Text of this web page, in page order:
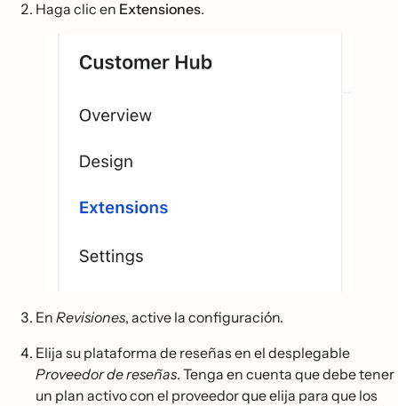
Haga clic en Extensiones.
En Revisiones, active la configuración.
Elija su plataforma de reseñas en el desplegable
Proveedor de reseñas. Tenga en cuenta que debe tener
un plan activo con el proveedor que elija para que los